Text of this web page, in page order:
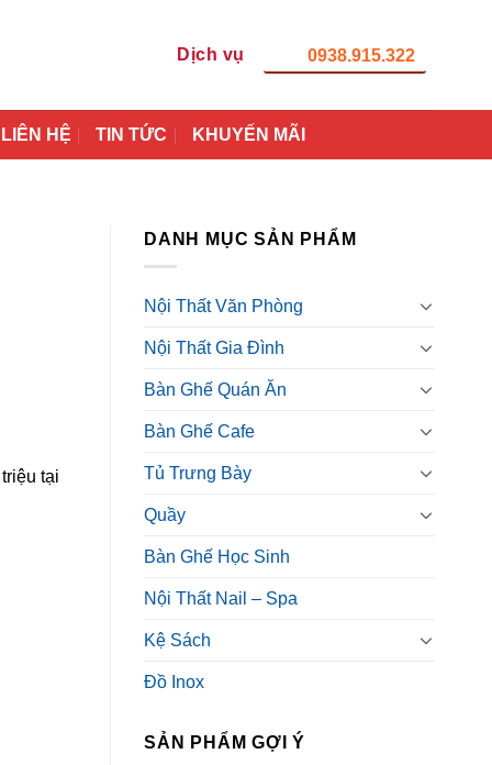
Dịch vụ 0938.915.322
LIÊN HỆ TIN TỨC KHUYẾN MÃI
DANH MỤC SẢN PHẨM
Nội Thất Văn Phòng
Nội Thất Gia Đình
Bàn Ghế Quán Ăn
Bàn Ghế Cafe
Tủ Trưng Bày
Quầy
Bàn Ghế Học Sinh
Nội Thất Nail – Spa
Kệ Sách
Đồ Inox
SẢN PHẨM GỢI Ý
tại